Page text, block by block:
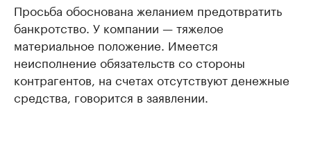
Просьба обоснована желанием предотвратить
банкротство. У компании — тяжелое
материальное положение. Имеется
неисполнение обязательств со стороны
контрагентов, на счетах отсутствуют денежные
средства, говорится в заявлении.